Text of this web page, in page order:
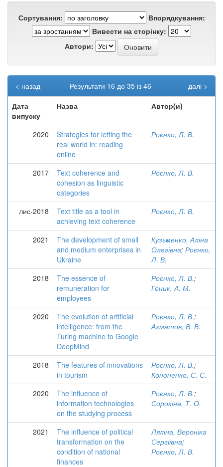
Сортування:
Впорядкування:
Вивести на сторінку:
Автори:
Результати 16 до 35 із 46
< назад
далі >
Дата
випуску
Назва Автор(и)
2020
Strategies for letting the
real world in: reading
online
Роєнко, Л. В.
2017
Text coherence and
cohesion as linguistic
categories
Роєнко, Л. В.
лис-2018
Text title as a tool in
achieving text coherence
Роєнко, Л. В.
2021
The development of small
and medium enterprises in
Ukraine
Кузьменко, Аліна
Олегівна; Роєнко,
Л. В.
2018
The essence of
remuneration for
employees
Роєнко, Л. В.;
Геник, А. М.
2020
The evolution of artificial
intelligence: from the
Turing machine to Google
DeepMind
Роєнко, Л. В.;
Ахматов, В. В.
2018
The features of innovations
in tourism
Роєнко, Л. В.;
Кононенко, С. С.
2020
The influence of
information technologies
on the studying process
Роєнко, Л. В.;
Сорокіна, Т. О.
2021
The influence of political
transformation on the
condition of national
finances
Ляліна, Вероніка
Сергіївна;
Роєнко, Л. В.